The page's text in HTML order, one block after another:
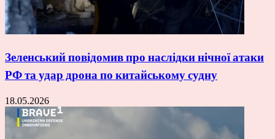
Зеленський повідомив про наслідки нічної атаки
РФ та удар дрона по китайському судну
18.05.2026